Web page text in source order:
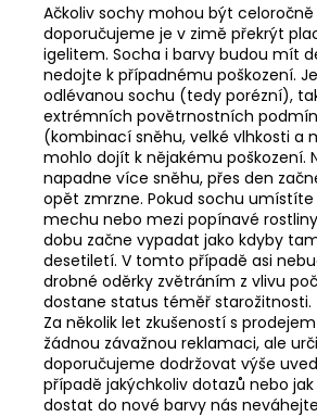
Ačkoliv sochy mohou být celoročně
doporučujeme je v zimě překrýt
igelitem. Socha i barvy budou mít
nedojte k případnému poškození.
odlévanou sochu (tedy porézní),
extrémních povětrnostních
(kombinací sněhu, velké vlhkosti a
mohlo dojít k nějakému poškození.
napadne více sněhu, přes den
opět zmrzne. Pokud sochu umístíte
mechu nebo mezi popínavé
dobu začne vypadat jako kdyby
desetiletí. V tomto případě asi
drobné oděrky zvětráním z vlivu
dostane status téměř starožitnosti.
Za několik let zkušeností s
žádnou závažnou reklamaci, ale
doporučujeme dodržovat výše
případě jakýchkoliv dotazů nebo
dostat do nové barvy nás